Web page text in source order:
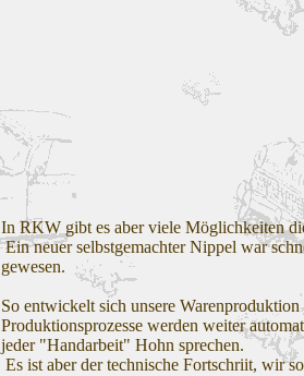
In RKW gibt es aber viele Möglichkeiten
Ein neuer selbstgemachter Nippel war
gewesen.
So entwickelt sich unsere
Produktionsprozesse werden weiter
jeder "Handarbeit" Hohn sprechen.
Es ist aber der technische Fortschriit, wir